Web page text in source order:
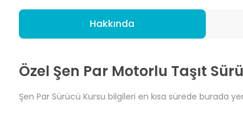
Hakkında
Özel Şen Par Motorlu Taşıt
Şen Par Sürücü Kursu bilgileri en kısa sürede burada